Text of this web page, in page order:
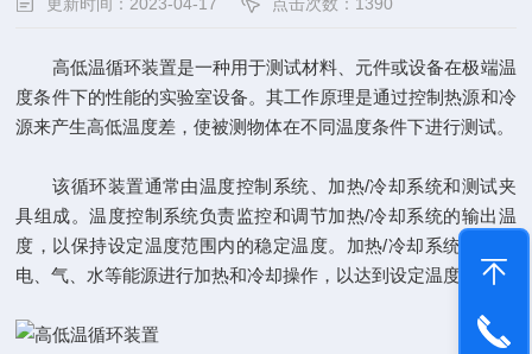
高低温循环装置是一种用于测试材料、元件或设备在极端温
度条件下的性能的实验室设备。其工作原理是通过控制热源和冷
源来产生高低温度差，使被测物体在不同温度条件下进行测试。
该循环装置通常由温度控制系统、加热/冷却系统和测试夹
具组成。温度控制系统负责监控和调节加热/冷却系统的输出温
度，以保持设定温度范围内的稳定温度。加热/冷却系统则利用
电、气、水等能源进行加热和冷却操作，以达到设定温度。